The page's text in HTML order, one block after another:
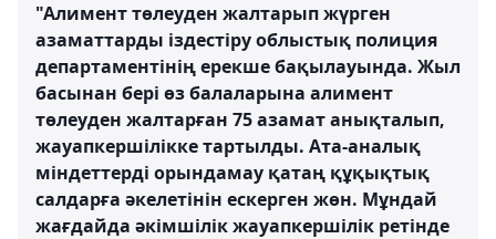
"Алимент төлеуден жалтарып жүрген
азаматтарды іздестіру облыстық полиция
департаментінің ерекше бақылауында. Жыл
басынан бері өз балаларына алимент
төлеуден жалтарған 75 азамат анықталып,
жауапкершілікке тартылды. Ата-аналық
міндеттерді орындамау қатаң құқықтық
салдарға әкелетінін ескерген жөн. Мұндай
жағдайда әкімшілік жауапкершілік ретінде